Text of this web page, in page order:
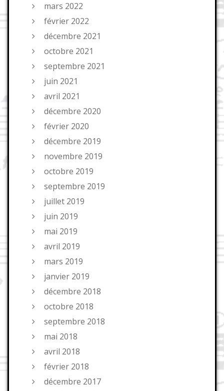
mars 2022
février 2022
décembre 2021
octobre 2021
septembre 2021
juin 2021
avril 2021
décembre 2020
février 2020
décembre 2019
novembre 2019
octobre 2019
septembre 2019
juillet 2019
juin 2019
mai 2019
avril 2019
mars 2019
janvier 2019
décembre 2018
octobre 2018
septembre 2018
mai 2018
avril 2018
février 2018
décembre 2017